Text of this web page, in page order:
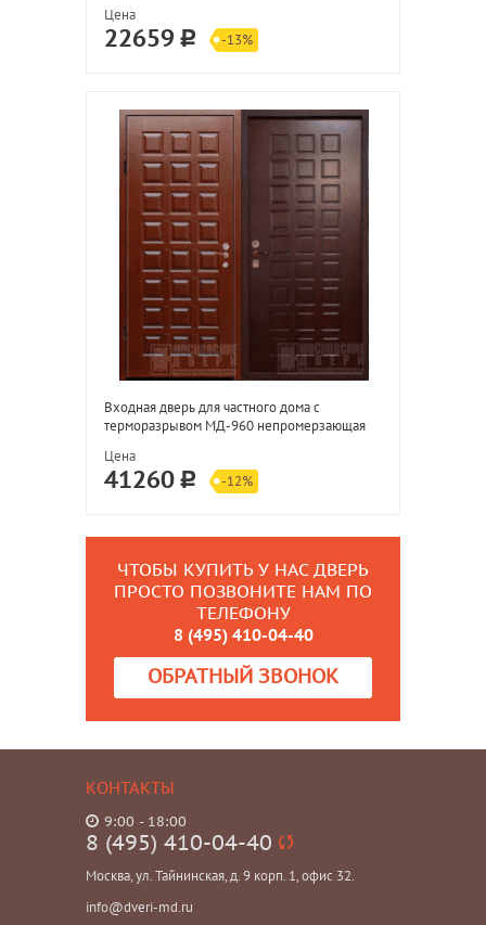
Цена
22659 -13%
Входная дверь для частного дома с
терморазрывом МД-960 непромерзающая
Цена
41260 -12%
ЧТОБЫ КУПИТЬ У НАС ДВЕРЬ
ПРОСТО ПОЗВОНИТЕ НАМ ПО
ТЕЛЕФОНУ
8 (495) 410-04-40
ОБРАТНЫЙ ЗВОНОК
КОНТАКТЫ
9:00 - 18:00
8 (495) 410-04-40
Москва, ул. Тайнинская, д. 9 корп. 1, офис 32.
info@dveri-md.ru